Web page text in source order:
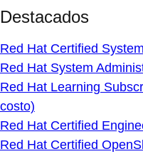
Destacados
Red Hat Certified
Red Hat System
Red Hat Learning
costo)
Red Hat Certified
Red Hat Certified